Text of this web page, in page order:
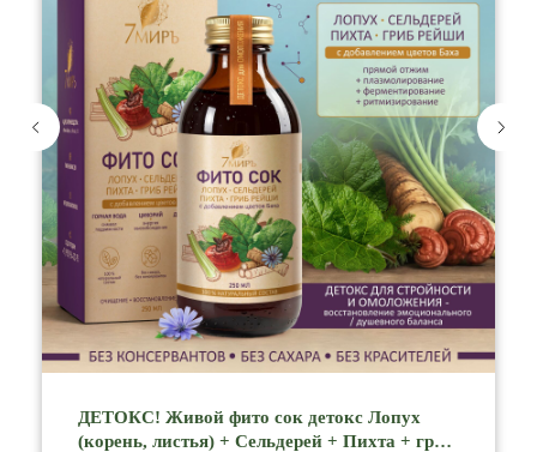
ДЕТОКС! Живой фито сок детокс Лопух
(корень, листья) + Сельдерей + Пихта + гриб